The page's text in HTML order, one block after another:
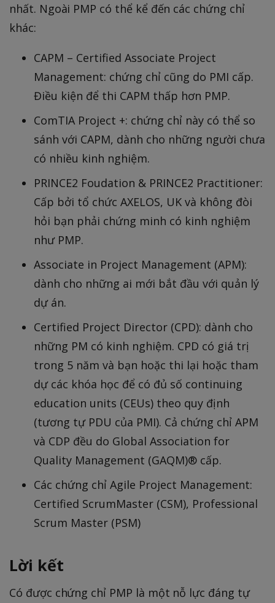
nhất. Ngoài PMP có thể kể đến các chứng chỉ
khác:
CAPM – Certified Associate Project
Management: chứng chỉ cũng do PMI cấp.
Điều kiện để thi CAPM thấp hơn PMP.
ComTIA Project +: chứng chỉ này có thể so
sánh với CAPM, dành cho những người chưa
có nhiều kinh nghiệm.
PRINCE2 Foudation & PRINCE2 Practitioner:
Cấp bởi tổ chức AXELOS, UK và không đòi
hỏi bạn phải chứng minh có kinh nghiệm
như PMP.
Associate in Project Management (APM):
dành cho những ai mới bắt đầu với quản lý
dự án.
Certified Project Director (CPD): dành cho
những PM có kinh nghiệm. CPD có giá trị
trong 5 năm và bạn hoặc thi lại hoặc tham
dự các khóa học để có đủ số continuing
education units (CEUs) theo quy định
(tương tự PDU của PMI). Cả chứng chỉ APM
và CDP đều do Global Association for
Quality Management (GAQM)® cấp.
Các chứng chỉ Agile Project Management:
Certified ScrumMaster (CSM), Professional
Scrum Master (PSM)
Lời kết
Có được chứng chỉ PMP là một nỗ lực đáng tự